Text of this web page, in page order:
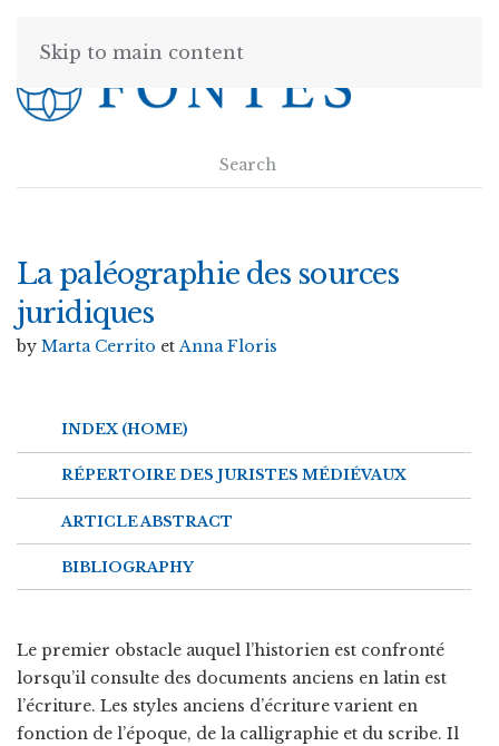
Skip to main content
La paléographie des sources
juridiques
by Marta Cerrito et Anna Floris
INDEX (HOME)
RÉPERTOIRE DES JURISTES MÉDIÉVAUX
ARTICLE ABSTRACT
BIBLIOGRAPHY
Le premier obstacle auquel l’historien est confronté
lorsqu’il consulte des documents anciens en latin est
l’écriture. Les styles anciens d’écriture varient en
fonction de l’époque, de la calligraphie et du scribe. Il